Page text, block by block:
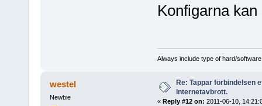
Konfigarna
Always include type of hard/
westel
Newbie
Re: Tappar förbindelsen
internetavbrott.
« Reply #12 on: 2011-06-10,